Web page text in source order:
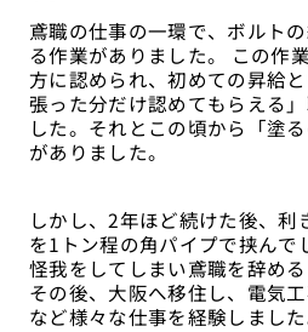
鳶職の仕事の一環で、ボルト
る作業がありました。 この作
方に認められ、初めての昇給
張った分だけ認めてもらえる
した。それとこの頃から「塗
がありました。
しかし、2年ほど続けた後、利
を1トン程の角パイプで挟んで
怪我をしてしまい鳶職を辞める
その後、大阪へ移住し、電気
など様々な仕事を経験しました